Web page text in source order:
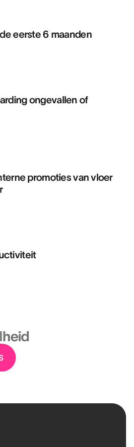
eerste 6 maanden
ongevallen of
promoties van vloer